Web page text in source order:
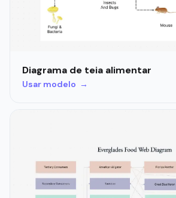
Diagrama de teia alimentar
Usar modelo →